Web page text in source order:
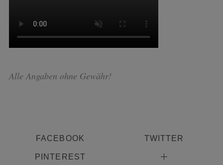
Alle Angaben ohne Gewähr!
FACEBOOK TWITTER
PINTEREST